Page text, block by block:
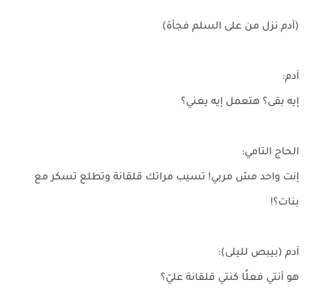
(آدم نزل من على السلم فجأة)
آدم:
إيه بقى؟ هتعمل إيه يعني؟
الحاج التامي:
إنت واحد مش مربي! تسيب مراتك قلقانة وتطلع تسكر مع
بنات؟!
آدم (بيبص لليلى):
هو أنتي فعلًا كنتي قلقانة عليّ؟